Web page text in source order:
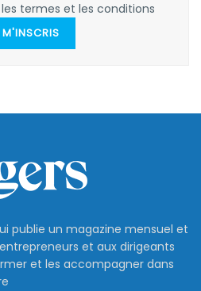
termes et les conditions
publie un magazine mensuel et
et aux dirigeants
et les accompagner dans